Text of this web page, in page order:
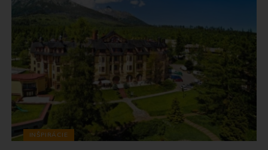
INŠPIRÁCIE